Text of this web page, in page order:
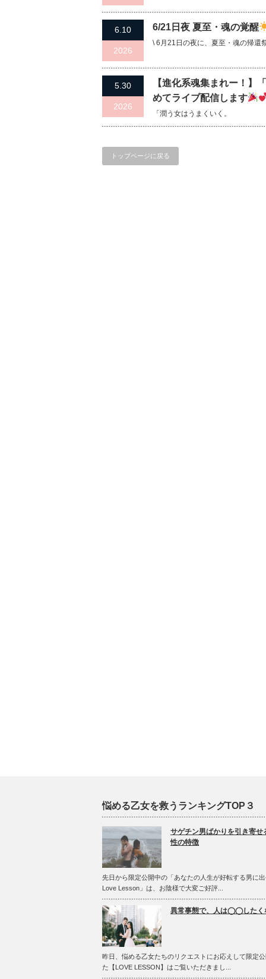
6.10
2026
6/21日夜 夏至・魂の覚醒
\ 6月21日の夜に、夏至・魂の帰還
5.30
2026
【進化系魂集まれー！】
めてライブ配信します
「潤う女はうまくいく。
トップページに戻る
悩める乙女を救うランキングTOP３
サゲチン男ばかりを引き寄せ
性の特徴
先日から限定公開中の「あなたの人生が好転する男に
Love Lesson」は、お陰様で大変ご好評...
異常事態で、人は◯◯したく
昨日、悩める乙女たちのリクエストにお応えして限定
た【LOVE LESSON】はご覧いただきまし...